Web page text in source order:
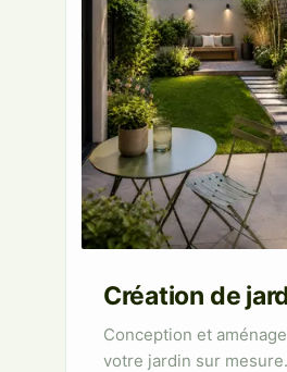
Création de
Conception et
votre jardin sur mesure.